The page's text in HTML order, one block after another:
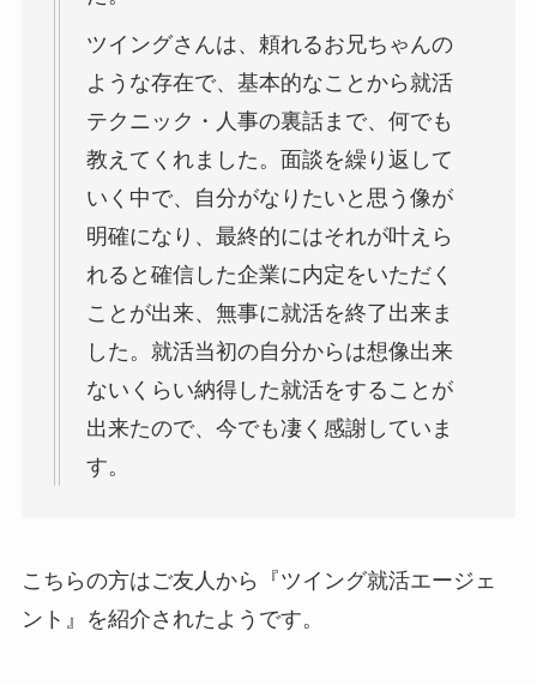
ツイングさんは、頼れるお兄ちゃんの
ような存在で、基本的なことから就活
テクニック・人事の裏話まで、何でも
教えてくれました。面談を繰り返して
いく中で、自分がなりたいと思う像が
明確になり、最終的にはそれが叶えら
れると確信した企業に内定をいただく
ことが出来、無事に就活を終了出来ま
した。就活当初の自分からは想像出来
ないくらい納得した就活をすることが
出来たので、今でも凄く感謝していま
す。
こちらの方はご友人から『ツイング就活エージェ
ント』を紹介されたようです。